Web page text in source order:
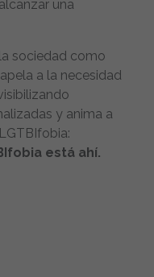
una
sociedad como
a la necesidad
y anima a
está ahí.